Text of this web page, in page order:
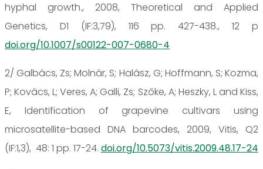
hyphal growth., 2008, Theoretical and Applied
Genetics, D1 (IF:3,79), 116 pp. 427-438., 12 p
doi.org/10.1007/s00122-007-0680-4
2/ Galbács, Zs; Molnár, S; Halász, G; Hoffmann, S; Kozma,
P; Kovács, L; Veres, A; Galli, Zs; Szőke, A; Heszky, L and Kiss,
E, Identification of grapevine cultivars using
microsatellite-based DNA barcodes, 2009, Vitis, Q2
(IF:1,3), 48: 1 pp. 17-24. doi.org/10.5073/vitis.2009.48.17-24